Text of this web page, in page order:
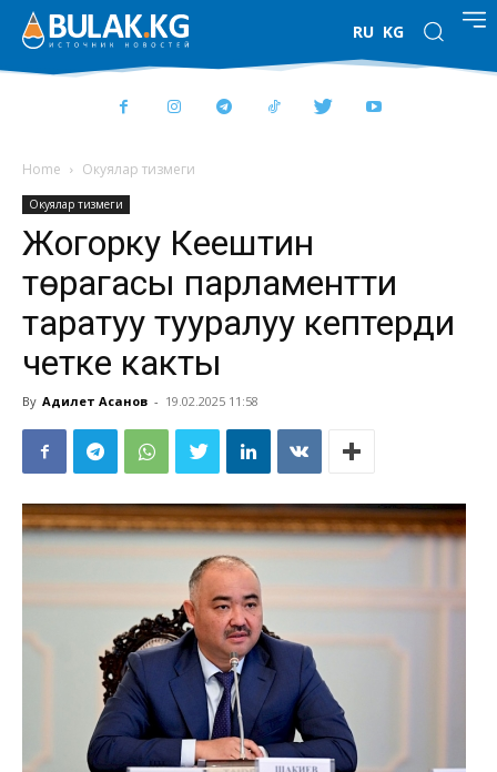
RU KG
Home Окуялар тизмеги
Окуялар тизмеги
Жогорку Кеңештин
төрагасы парламентти
таратуу тууралуу кептерди
четке какты
By Адилет Асанов - 19.02.2025 11:58